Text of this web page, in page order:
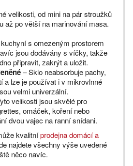
velikosti, od mini na pár stroužků
až po větší na marinování masa.
s omezeným prostorem
jsou dodávány s víčky, takže
připravit, zakrýt a uložit.
– Sklo neabsorbuje pachy,
a lze je používat i v mikrovlnné
velmi univerzální.
velikosti jsou skvělé pro
omáček, koření nebo
dvou vajec na ranní snídani.
kvalitníprodejna domácí a
najdete všechny výše uvedené
něco navíc.